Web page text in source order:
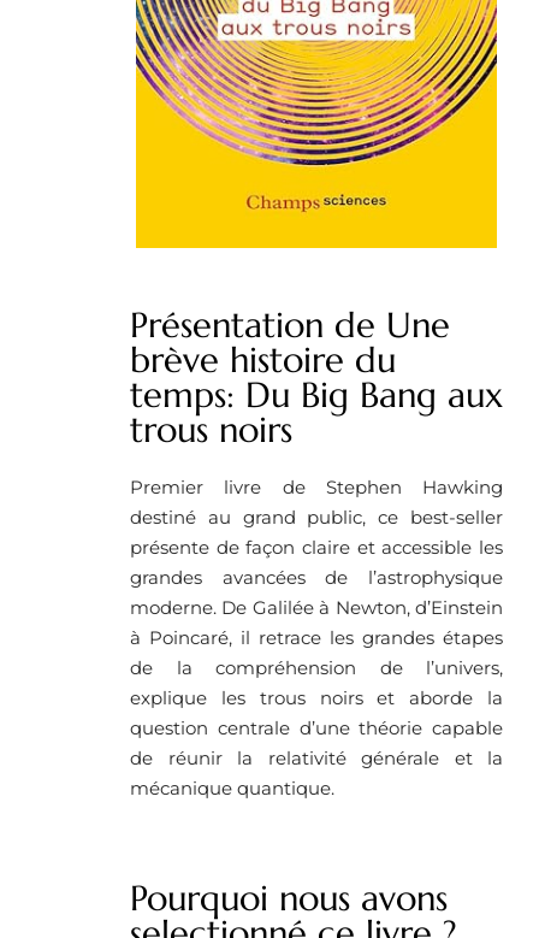
Présentation de Une
brève histoire du
temps: Du Big Bang aux
trous noirs
Premier livre de Stephen Hawking
destiné au grand public, ce best-seller
présente de façon claire et accessible les
grandes avancées de l’astrophysique
moderne. De Galilée à Newton, d’Einstein
à Poincaré, il retrace les grandes étapes
de la compréhension de l’univers,
explique les trous noirs et aborde la
question centrale d’une théorie capable
de réunir la relativité générale et la
mécanique quantique.
Pourquoi nous avons